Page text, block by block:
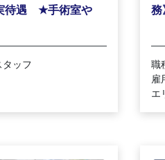
待遇 ★手術室や
ッフ
職
雇
エ